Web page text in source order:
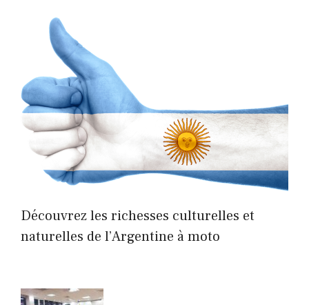
Découvrez les richesses culturelles et
naturelles de l’Argentine à moto